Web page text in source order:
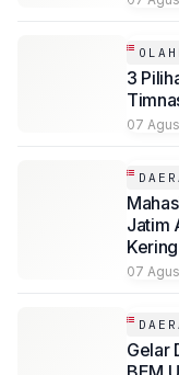
3
07
Jatim
Solusi
07
Gelar